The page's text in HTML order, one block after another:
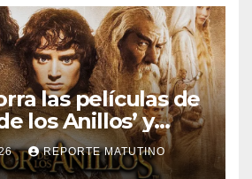
las películas de
los Anillos’ y
sobre la
digital
REPORTE MATUTINO